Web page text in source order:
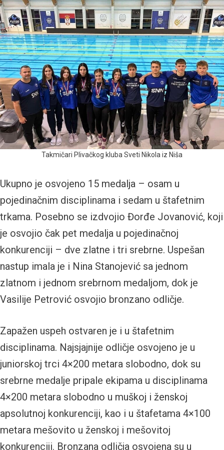
Takmičari Plivačkog kluba Sveti Nikola iz Niša
Ukupno je osvojeno 15 medalja – osam u
pojedinačnim disciplinama i sedam u štafetnim
trkama. Posebno se izdvojio Đorđe Jovanović, koji
je osvojio čak pet medalja u pojedinačnoj
konkurenciji – dve zlatne i tri srebrne. Uspešan
nastup imala je i Nina Stanojević sa jednom
zlatnom i jednom srebrnom medaljom, dok je
Vasilije Petrović osvojio bronzano odličje.
Zapažen uspeh ostvaren je i u štafetnim
disciplinama. Najsjajnije odličje osvojeno je u
juniorskoj trci 4×200 metara slobodno, dok su
srebrne medalje pripale ekipama u disciplinama
4×200 metara slobodno u muškoj i ženskoj
apsolutnoj konkurenciji, kao i u štafetama 4×100
metara mešovito u ženskoj i mešovitoj
konkurenciji. Bronzana odličja osvojena su u